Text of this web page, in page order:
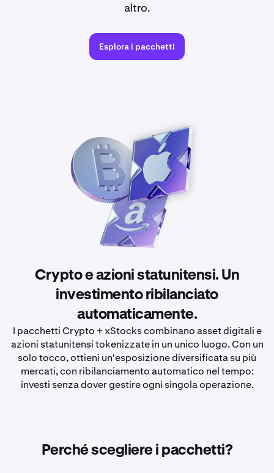
altro.
Esplora i pacchetti
Crypto e azioni statunitensi. Un
investimento ribilanciato
automaticamente.
I pacchetti Crypto + xStocks combinano asset digitali e
azioni statunitensi tokenizzate in un unico luogo. Con un
solo tocco, ottieni un'esposizione diversificata su più
mercati, con ribilanciamento automatico nel tempo:
investi senza dover gestire ogni singola operazione.
Perché scegliere i pacchetti?